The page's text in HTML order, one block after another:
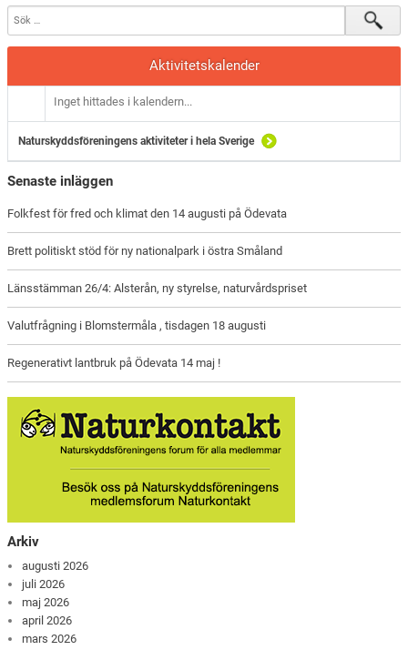
Aktivitetskalender
Inget hittades i kalendern...
Naturskyddsföreningens aktiviteter i hela Sverige
Senaste inläggen
Folkfest för fred och klimat den 14 augusti på Ödevata
Brett politiskt stöd för ny nationalpark i östra Småland
Länsstämman 26/4: Alsterån, ny styrelse, naturvårdspriset
Valutfrågning i Blomstermåla , tisdagen 18 augusti
Regenerativt lantbruk på Ödevata 14 maj !
Arkiv
augusti 2026
juli 2026
maj 2026
april 2026
mars 2026